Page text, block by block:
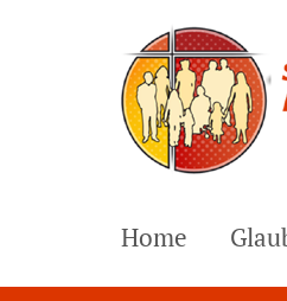
Home